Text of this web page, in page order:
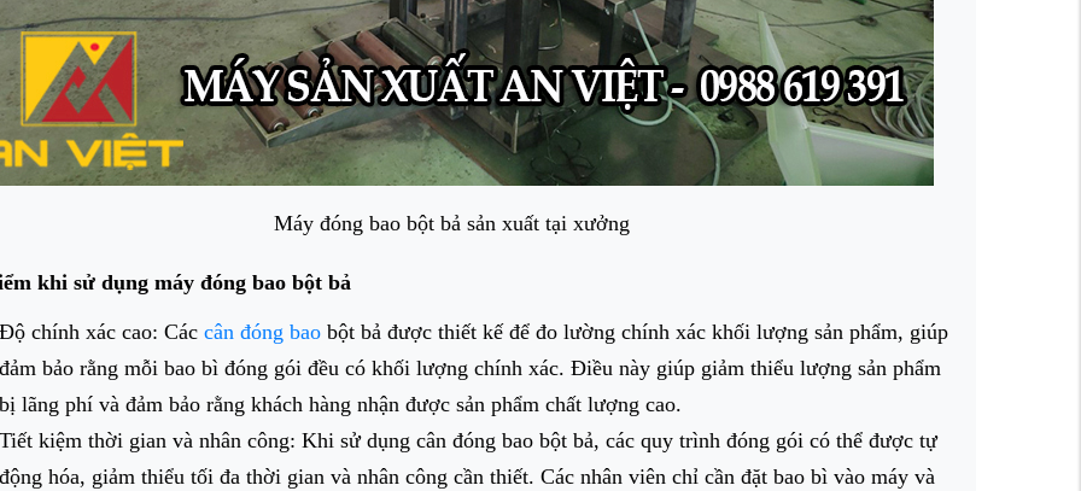
Máy đóng bao bột bả sản xuất tại xưởng
khi sử dụng máy đóng bao bột bả
Độ chính xác cao: Các cân đóng bao bột bả được thiết kế để đo lường chính xác khối lượng sản phẩm, giúp
đảm bảo rằng mỗi bao bì đóng gói đều có khối lượng chính xác. Điều này giúp giảm thiểu lượng sản phẩm
bị lãng phí và đảm bảo rằng khách hàng nhận được sản phẩm chất lượng cao.
Tiết kiệm thời gian và nhân công: Khi sử dụng cân đóng bao bột bả, các quy trình đóng gói có thể được tự
động hóa, giảm thiểu tối đa thời gian và nhân công cần thiết. Các nhân viên chỉ cần đặt bao bì vào máy và